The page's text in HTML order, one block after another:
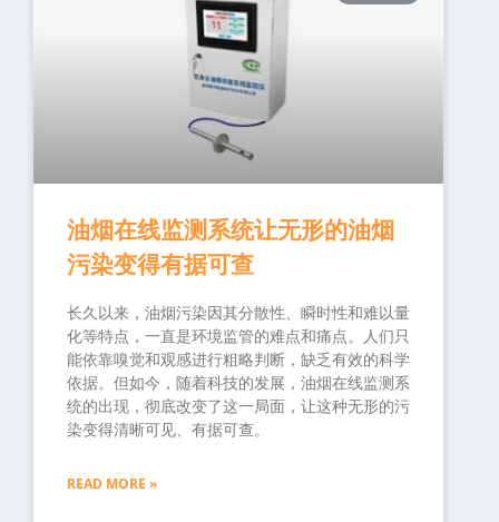
油烟在线监测系统让无形的油烟
污染变得有据可查
长久以来，油烟污染因其分散性、瞬时性和难以量
化等特点，一直是环境监管的难点和痛点。人们只
能依靠嗅觉和观感进行粗略判断，缺乏有效的科学
依据。但如今，随着科技的发展，油烟在线监测系
统的出现，彻底改变了这一局面，让这种无形的污
染变得清晰可见、有据可查。
READ MORE »